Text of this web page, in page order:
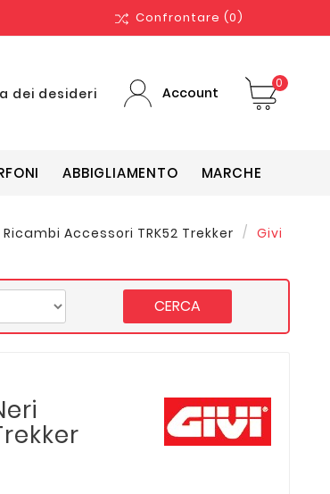
Confrontare (0)
dei desideri Account
0
ABBIGLIAMENTO MARCHE
Ricambi Accessori TRK52 Trekker
Givi
CERCA